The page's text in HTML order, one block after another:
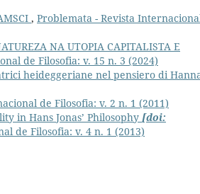
, Problemata - Revista
NA UTOPIA CAPITALISTA E
de Filosofia: v. 15 n. 3 (2024)
heideggeriane nel pensiero di
de Filosofia: v. 2 n. 1 (2011)
in Hans Jonas’ Philosophy [doi:
de Filosofia: v. 4 n. 1 (2013)